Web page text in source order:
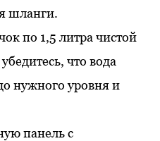
шланги.
по 1,5 литра чистой
что вода
нужного уровня и
панель с